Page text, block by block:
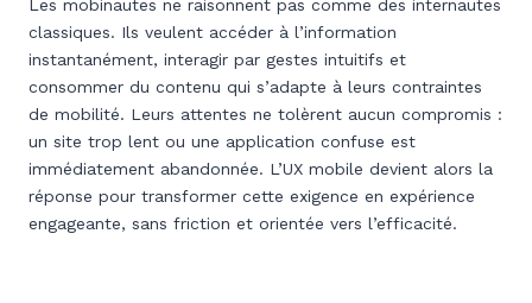
Les mobinautes ne raisonnent pas comme des internautes
classiques. Ils veulent accéder à l’information
instantanément, interagir par gestes intuitifs et
consommer du contenu qui s’adapte à leurs contraintes
de mobilité. Leurs attentes ne tolèrent aucun compromis :
un site trop lent ou une application confuse est
immédiatement abandonnée. L’UX mobile devient alors la
réponse pour transformer cette exigence en expérience
engageante, sans friction et orientée vers l’efficacité.